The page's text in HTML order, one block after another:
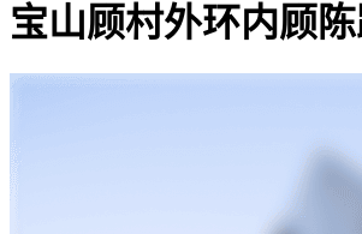
宝山顾村外环内顾